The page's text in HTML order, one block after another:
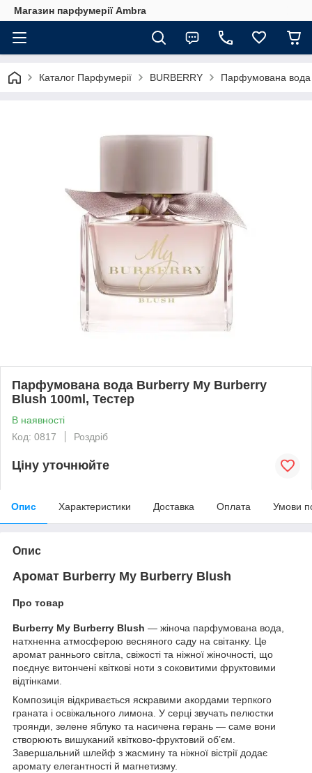
Магазин парфумерії Ambra
Каталог Парфумерії BURBERRY Парфумована вода
Парфумована вода Burberry My Burberry
Blush 100ml, Тестер
В наявності
Код: 0817
Роздріб
Ціну уточнюйте
Опис Характеристики Доставка Оплата Умови
Опис
Аромат Burberry My Burberry Blush
Про товар
Burberry My Burberry Blush — жіноча парфумована вода,
натхненна атмосферою весняного саду на світанку. Це
аромат раннього світла, свіжості та ніжної жіночності, що
поєднує витончені квіткові ноти з соковитими фруктовими
відтінками.
Композиція відкривається яскравими акордами терпкого
граната і освіжального лимона. У серці звучать пелюстки
троянди, зелене яблуко та насичена герань — саме вони
створюють вишуканий квітково-фруктовий об’єм.
Завершальний шлейф з жасмину та ніжної вістрії додає
аромату елегантності й магнетизму.